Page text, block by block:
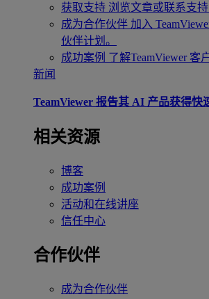
获取支持 浏览文章或联系支持
成为合作伙伴 加入
伙伴计划。
成功案例 了解TeamViewer 客
新闻
TeamViewer 报告其 AI 产品获得快
相关资源
博客
成功案例
活动和在线讲座
信任中心
合作伙伴
成为合作伙伴